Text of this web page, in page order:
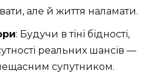
але й життя наламати.
: Будучи в тіні бідності,
реальних шансів —
супутником.